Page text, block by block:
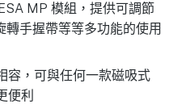
MP 模組，提供可調節
手握帶等等多功能的使用
容，可與任何一款磁吸式
便利